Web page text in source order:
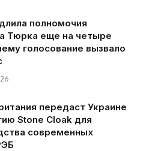
полномочия
Тюрка еще на четыре
голосование вызвало
передаст Украине
Stone Cloak для
современных